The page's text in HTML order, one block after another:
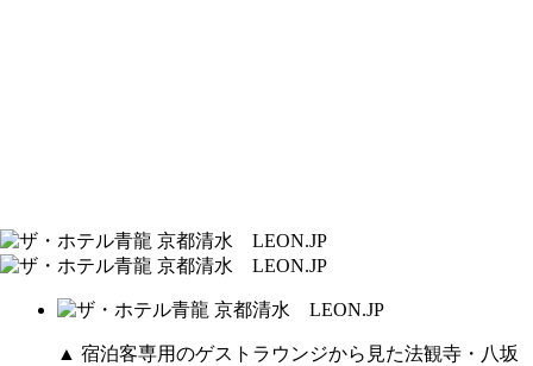
▲ 宿泊客専用のゲストラウンジから見た法観寺・八坂